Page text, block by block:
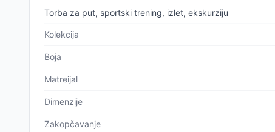
Torba za put, sportski trening, izlet, ekskurziju
Kolekcija
Boja
Matreijal
Dimenzije
Zakopčavanje